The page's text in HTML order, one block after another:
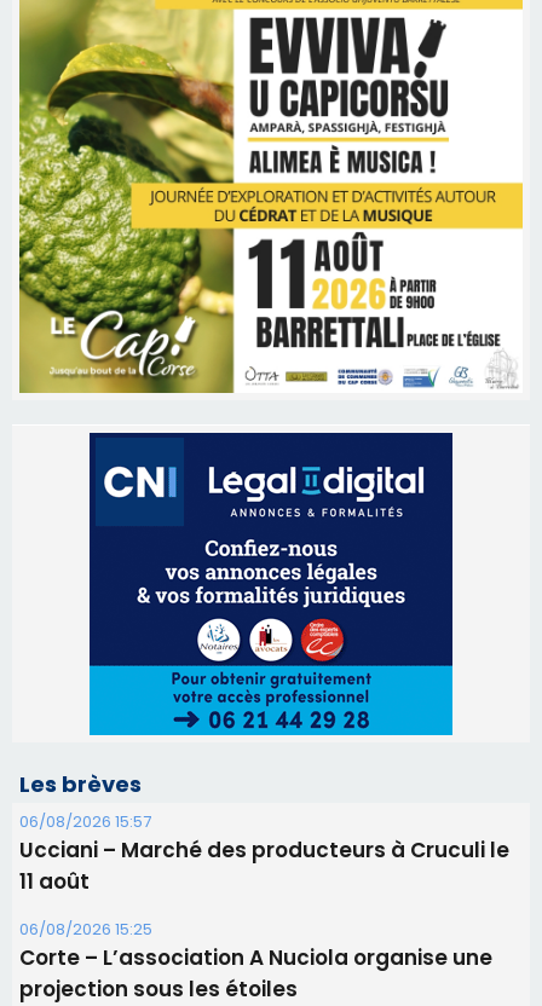
Les brèves
06/08/2026 15:57
Ucciani – Marché des producteurs à Cruculi le
11 août
06/08/2026 15:25
Corte – L’association A Nuciola organise une
projection sous les étoiles